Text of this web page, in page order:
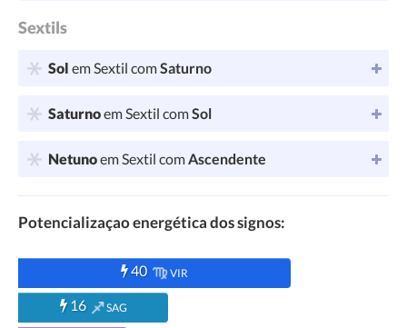
Sextils
Sol em Sextil comSaturno
Saturnoem Sextil comSol
Netunoem Sextil comAscendente
Potencializaçao energética dos signos:
40 VIR
16 SAG